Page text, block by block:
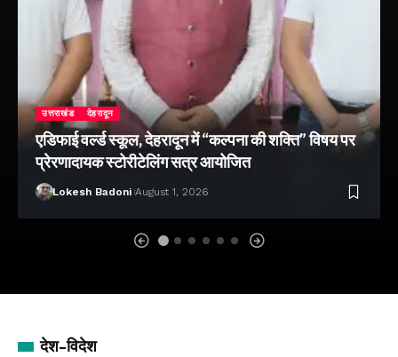
उत्तराखंड देहरादून
एडिफाई वर्ल्ड स्कूल, देहरादून में “कल्पना की शक्ति” विषय पर
प्रेरणादायक स्टोरीटेलिंग सत्र आयोजित
Lokesh Badoni August 1, 2026
देश-विदेश